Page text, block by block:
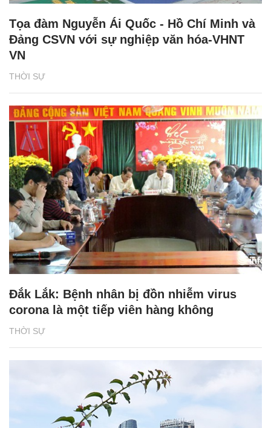
THỜI SỰ
Tọa đàm Nguyễn Ái Quốc - Hồ Chí Minh và
Đảng CSVN với sự nghiệp văn hóa-VHNT
VN
THỜI SỰ
Đắk Lắk: Bệnh nhân bị đồn nhiễm virus
corona là một tiếp viên hàng không